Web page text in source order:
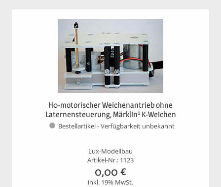
H0-motorischer Weichenantrieb ohne
Laternensteuerung, Märklin¹ K-Weichen
Bestellartikel - Verfügbarkeit unbekannt
Lux-Modellbau
Artikel-Nr.: 1123
0,00 €
inkl. 19% MwSt.